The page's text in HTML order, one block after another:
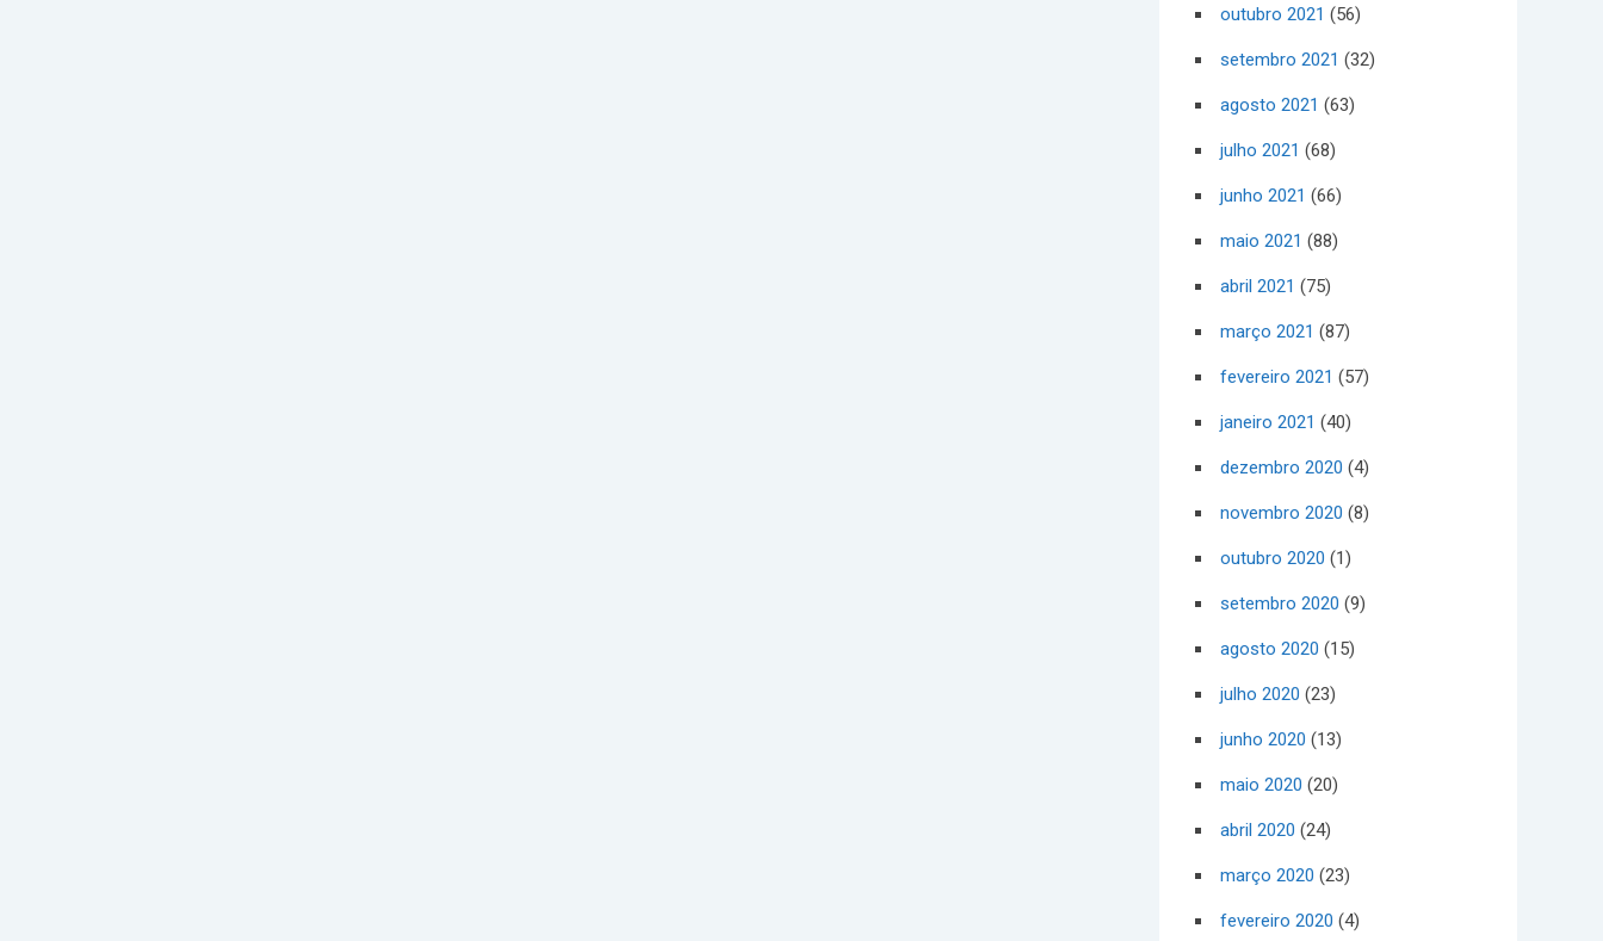
outubro 2021 (56)
setembro 2021 (32)
agosto 2021 (63)
julho 2021 (68)
junho 2021 (66)
maio 2021 (88)
abril 2021 (75)
março 2021 (87)
fevereiro 2021 (57)
janeiro 2021 (40)
dezembro 2020 (4)
novembro 2020 (8)
outubro 2020 (1)
setembro 2020 (9)
agosto 2020 (15)
julho 2020 (23)
junho 2020 (13)
maio 2020 (20)
abril 2020 (24)
março 2020 (23)
fevereiro 2020 (4)